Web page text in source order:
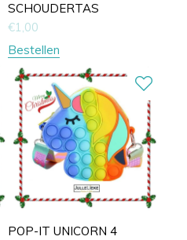
SCHOUDERTAS
€1,00
Bestellen
POP-IT UNICORN 4